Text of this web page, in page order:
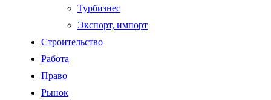
Турбизнес
Экспорт, импорт
Строительство
Работа
Право
Рынок